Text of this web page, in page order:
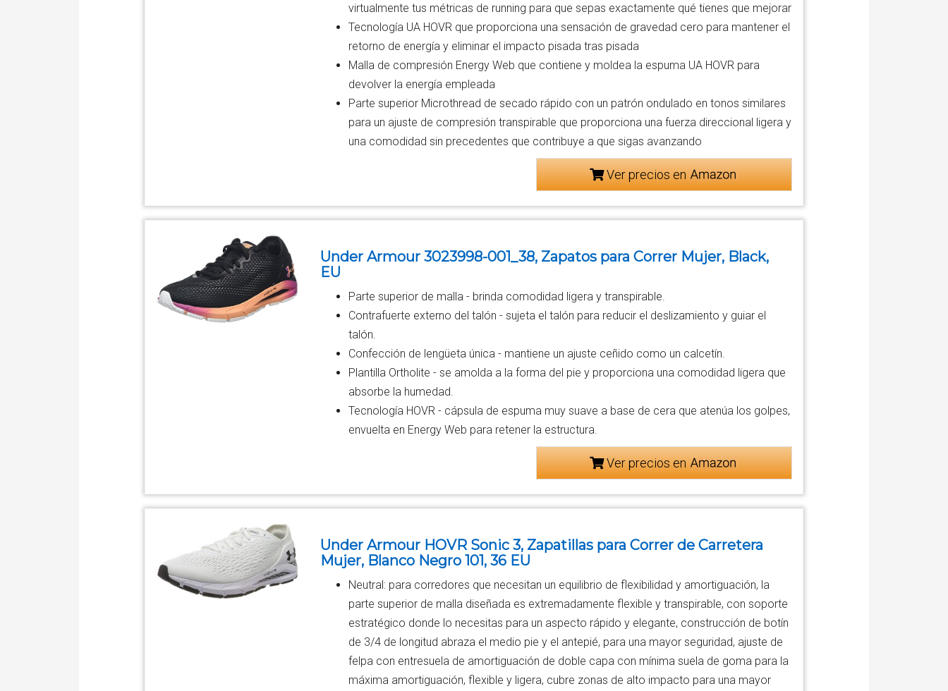
virtualmente tus métricas de running para que sepas exactamente qué tienes que mejorar
Tecnología UA HOVR que proporciona una sensación de gravedad cero para mantener el
retorno de energía y eliminar el impacto pisada tras pisada
Malla de compresión Energy Web que contiene y moldea la espuma UA HOVR para
devolver la energía empleada
Parte superior Microthread de secado rápido con un patrón ondulado en tonos similares
para un ajuste de compresión transpirable que proporciona una fuerza direccional ligera y
una comodidad sin precedentes que contribuye a que sigas avanzando
Ver precios en
Under Armour 3023998-001_38, Zapatos para Correr Mujer, Black,
EU
Parte superior de malla - brinda comodidad ligera y transpirable.
Contrafuerte externo del talón - sujeta el talón para reducir el deslizamiento y guiar el
talón.
Confección de lengüeta única - mantiene un ajuste ceñido como un calcetín.
Plantilla Ortholite - se amolda a la forma del pie y proporciona una comodidad ligera que
absorbe la humedad.
Tecnología HOVR - cápsula de espuma muy suave a base de cera que atenúa los golpes,
envuelta en Energy Web para retener la estructura.
Ver precios en
Under Armour HOVR Sonic 3, Zapatillas para Correr de Carretera
Mujer, Blanco Negro 101, 36 EU
Neutral: para corredores que necesitan un equilibrio de flexibilidad y amortiguación, la
parte superior de malla diseñada es extremadamente flexible y transpirable, con soporte
estratégico donde lo necesitas para un aspecto rápido y elegante, construcción de botín
de 3/4 de longitud abraza el medio pie y el antepié, para una mayor seguridad, ajuste de
felpa con entresuela de amortiguación de doble capa con mínima suela de goma para la
máxima amortiguación, flexible y ligera, cubre zonas de alto impacto para una mayor